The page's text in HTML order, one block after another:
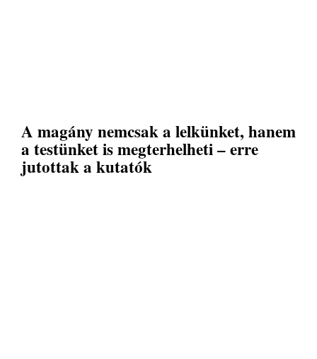
A magány nemcsak a lelkünket, hanem
a testünket is megterhelheti – erre
jutottak a kutatók